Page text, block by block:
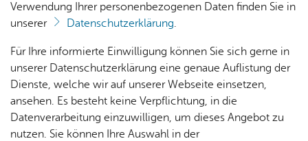
Alle
Nach­
rich­
ten
Wis­
sens­
wer­tes
Stif­tungs­un­ter­neh­men
Dank der jährlichen Dividenden der ZF
Friedrichshafen AG, der Luftschiffbau Zeppelin
GmbH und der Zeppelin GmbH sorgt die
Zeppelin-Stiftung in den unterschiedlichsten
Bereichen täglich für mehr Lebensqualität.
Verwendung Ihrer personenbezogenen Daten finden Sie in
unserer
Datenschutzerklärung.
Für Ihre informierte Einwilligung können Sie sich gerne in
unserer Datenschutzerklärung eine genaue Auflistung der
Dienste, welche wir auf unserer Webseite einsetzen,
ansehen. Es besteht keine Verpflichtung, in die
Datenverarbeitung einzuwilligen, um dieses Angebot zu
nutzen. Sie können Ihre Auswahl in der